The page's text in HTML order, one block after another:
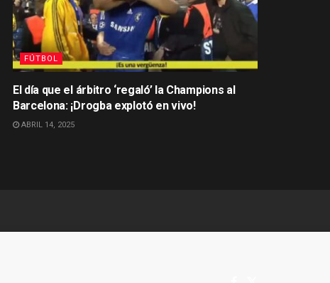
FÚTBOL
El día que el árbitro ‘regaló’ la Champions al
Barcelona: ¡Drogba explotó en vivo!
ABRIL 14, 2025